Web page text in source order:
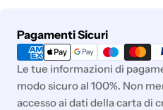
Pagamenti Sicuri
Metodi
di
pagamento
Le tue informazioni di
modo sicuro al 100%. Non
accesso ai dati della carta di